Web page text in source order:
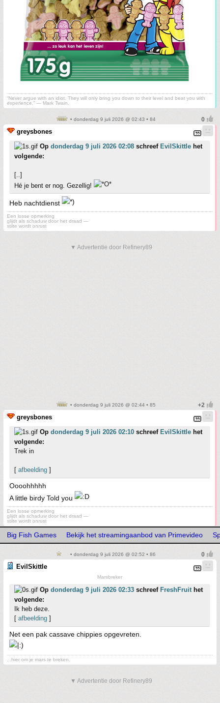
“Never argue with an idiot. They will only bring you down to their level and beat you with
experience.” ― Mark Twain.
• donderdag 9 juli 2026 @ 02:43 • 84
greysbones
Op donderdag 9 juli 2026 02:08 schreef EvilSkittle het
volgende:
[..]
Hé je bent er nog. Gezellig!
Heb nachtdienst
Een losse opmerking
glijdt als schaduw door het draad —
stilte wordt onrust
▼ Advertentie door Refinery89
• donderdag 9 juli 2026 @ 02:44 • 85
greysbones
Op donderdag 9 juli 2026 02:10 schreef EvilSkittle het
volgende:
Trek in
[ afbeelding ]
Oooohhhhh
A little birdy Told you
Een losse opmerking
glijdt als schaduw door het draad —
stilte wordt onrust
Big Fish Games Bekijk het streamingaanbod van Primevideo
• donderdag 9 juli 2026 @ 02:52 • 86
EvilSkittle
Marsbreker
Op donderdag 9 juli 2026 02:33 schreef FreshFruithet
volgende:
Ik heb deze.
[ afbeelding ]
Net een pak cassave chippies opgevreten.
...hier om je mars te breken.
▼ Advertentie door Refinery89